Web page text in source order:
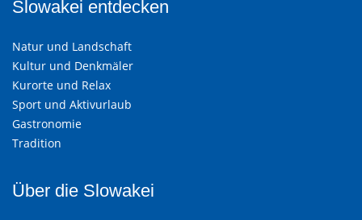
Slowakei entdecken
Natur und Landschaft
Kultur und Denkmäler
Kurorte und Relax
Sport und Aktivurlaub
Gastronomie
Tradition
Über die Slowakei